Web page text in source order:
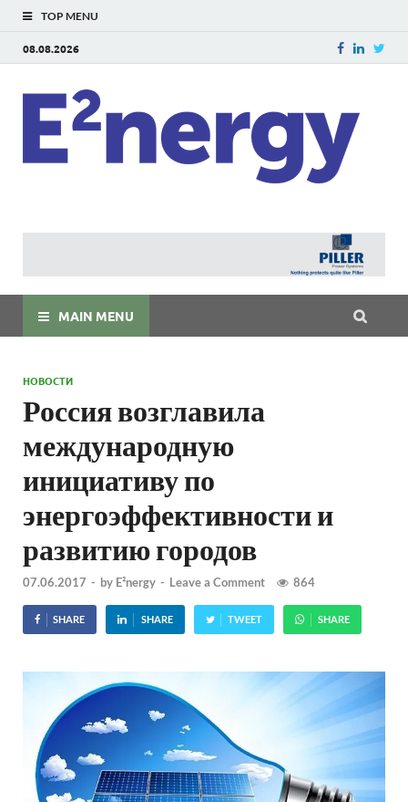
TOP MENU
08.08.2026
MAIN MENU
НОВОСТИ
Россия возглавила
международную
инициативу по
энергоэффективности и
развитию городов
07.06.2017 - by E²nergy - Leave a Comment 864
SHARE SHARE TWEET SHARE